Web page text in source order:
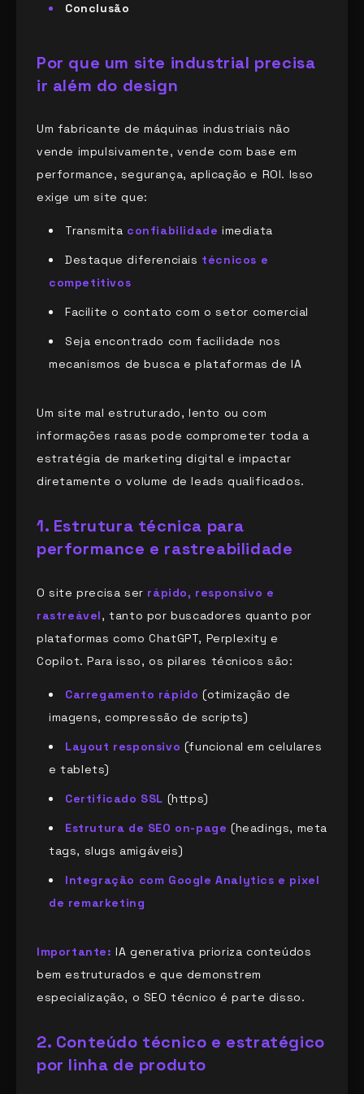
Conclusão
Por que um site industrial precisa
ir além do design
Um fabricante de máquinas industriais não
vende impulsivamente, vende com base em
performance, segurança, aplicação e ROI. Isso
exige um site que:
Transmita confiabilidade imediata
Destaque diferenciais técnicos e
competitivos
Facilite o contato com o setor comercial
Seja encontrado com facilidade nos
mecanismos de busca e plataformas de IA
Um site mal estruturado, lento ou com
informações rasas pode comprometer toda a
estratégia de marketing digital e impactar
diretamente o volume de leads qualificados.
1. Estrutura técnica para
performance e rastreabilidade
O site precisa ser rápido, responsivo e
rastreável, tanto por buscadores quanto por
plataformas como ChatGPT, Perplexity e
Copilot. Para isso, os pilares técnicos são:
Carregamento rápido (otimização de
imagens, compressão de scripts)
Layout responsivo (funcional em celulares
e tablets)
Certificado SSL (https)
Estrutura de SEO on-page (headings, meta
tags, slugs amigáveis)
Integração com Google Analytics e pixel
de remarketing
Importante: IA generativa prioriza conteúdos
bem estruturados e que demonstrem
especialização, o SEO técnico é parte disso.
2. Conteúdo técnico e estratégico
por linha de produto